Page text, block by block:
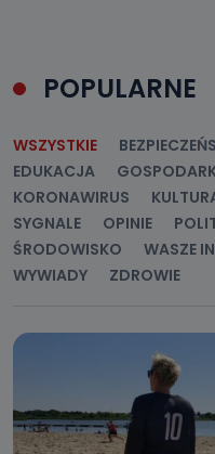
POPULARNE
WSZYSTKIE
EDUKACJA
KORONAWIRUS
SYGNALE
OPINIE
ŚRODOWISKO
WASZE
WYWIADY
ZDROWIE